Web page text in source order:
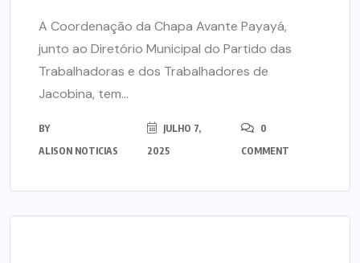
A Coordenação da Chapa Avante Payayá,
junto ao Diretório Municipal do Partido das
Trabalhadoras e dos Trabalhadores de
Jacobina, tem...
BY
ALISON NOTICIAS
JULHO 7,
2025
0
COMMENT